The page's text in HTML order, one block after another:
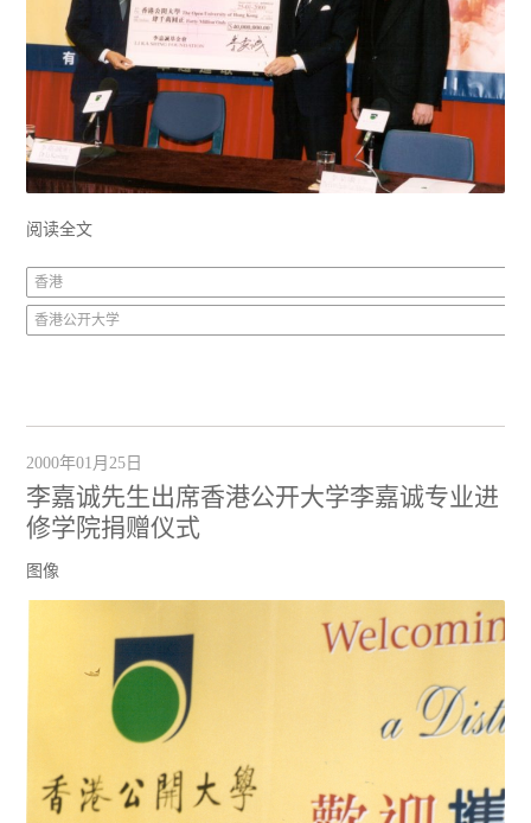
阅读全文
香港
香港公开大学
2000年01月25日
李嘉诚先生出席香港公开大学李嘉诚专业进
修学院捐赠仪式
图像